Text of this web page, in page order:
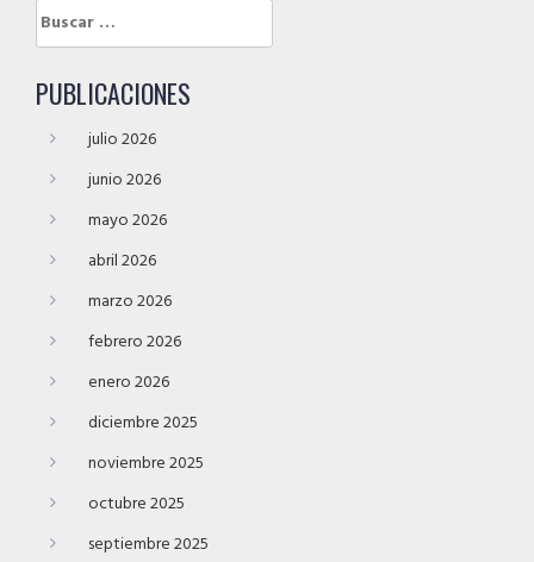
Buscar:
PUBLICACIONES
julio 2026
junio 2026
mayo 2026
abril 2026
marzo 2026
febrero 2026
enero 2026
diciembre 2025
noviembre 2025
octubre 2025
septiembre 2025